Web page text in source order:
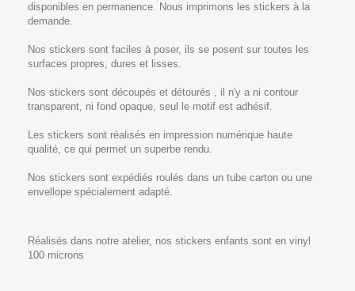
disponibles en permanence. Nous imprimons les stickers à la
demande.
Nos stickers sont faciles à poser, ils se posent sur toutes les
surfaces propres, dures et lisses.
Nos stickers sont découpés et détourés , il n'y a ni contour
transparent, ni fond opaque, seul le motif est adhésif.
Les stickers sont réalisés en impression numérique haute
qualité, ce qui permet un superbe rendu.
Nos stickers sont expédiés roulés dans un tube carton ou une
envellope spécialement adapté.
Réalisés dans notre atelier, nos stickers enfants sont en vinyl
100 microns